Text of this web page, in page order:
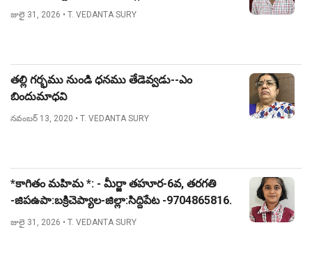
జులై 31, 2026 • T. VEDANTA SURY
తల్లి గర్భము నుండి ధనము తేడెవ్వడు--ఎం
బిందుమాధవి
నవంబర్ 13, 2020 • T. VEDANTA SURY
*కాగితం మహిమ *: - మీర్జా తహూర-6వ, తరగతి
-జిపఉపా:బక్రిచెప్యాల-జిల్లా:సిద్దిపేట -9704865816.
జులై 31, 2026 • T. VEDANTA SURY